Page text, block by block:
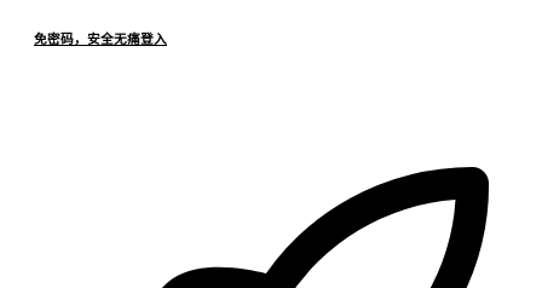
免密码，安全无痛登入